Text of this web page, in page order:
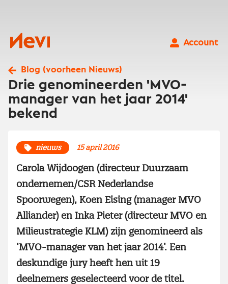
Nevi
Account
Blog (voorheen Nieuws)
Drie genomineerden 'MVO-
manager van het jaar 2014'
bekend
nieuws 15 april 2016
Carola Wijdoogen (directeur Duurzaam
ondernemen/CSR Nederlandse
Spoorwegen), Koen Eising (manager MVO
Alliander) en Inka Pieter (directeur MVO en
Milieustrategie KLM) zijn genomineerd als
‘MVO-manager van het jaar 2014’. Een
deskundige jury heeft hen uit 19
deelnemers geselecteerd voor de titel.